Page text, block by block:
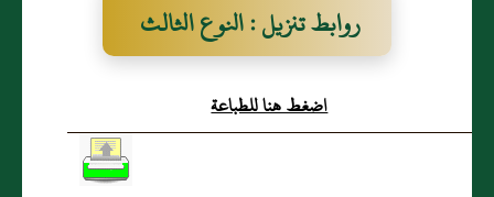
روابط تنزيل : النوع الثالث
والثلاثون‏: ‏معرفة المسلسل
من الحديث
اضغط هنا للطباعة